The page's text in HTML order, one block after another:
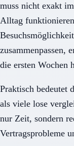
muss nicht exakt
Alltag
zusammenpassen,
die ersten Wochen
Praktisch bedeutet
als viele lose
nur Zeit, sondern
Vertragsprobleme